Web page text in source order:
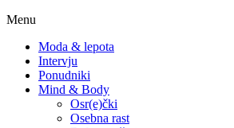
Menu
Moda & lepota
Intervju
Ponudniki
Mind & Body
Osr(e)čki
Osebna rast